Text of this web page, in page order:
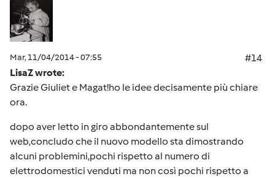
Mar, 11/04/2014 - 07:55
#14
LisaZ wrote:
Grazie Giuliet e Magat!ho le idee decisamente più chiare
ora.
dopo aver letto in giro abbondantemente sul
web,concludo che il nuovo modello sta dimostrando
alcuni problemini,pochi rispetto al numero di
elettrodomestici venduti ma non così pochi rispetto a